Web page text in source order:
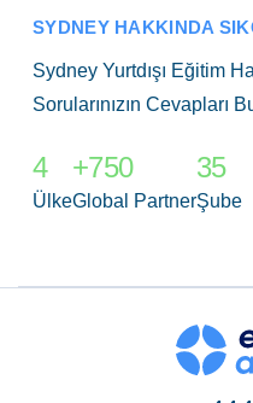
SYDNEY HAKKINDA
Sydney Yurtdışı Eğitim
Sorularınızın Cevapları
4
Ülke
+750
Global Partner
35
Şube